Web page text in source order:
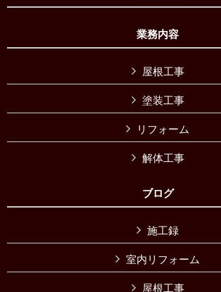
業務内容
屋根工事
塗装工事
リフォーム
解体工事
ブログ
施工録
室内リフォーム
屋根工事